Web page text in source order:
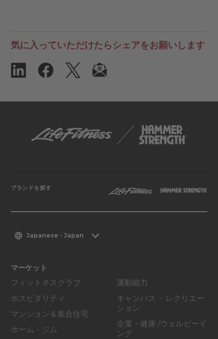
気に入っていただけたらシェアをお願いします
ブランドを探す
Japanese - Japan
マーケット
フィットネスクラブ
ホスピタリティ
マンション＆集合住宅
ホーム・ジム
運動能力
キャンパス ・レクリエー
ション
企業・健康 /ウェルビーイ
ング